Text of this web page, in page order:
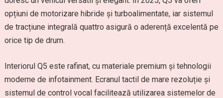
opțiuni de motorizare hibride și turboalimentate, iar sistemul
de tracțiune integrală quattro asigură o aderență excelentă pe
orice tip de drum.
Interiorul Q5 este rafinat, cu materiale premium și tehnologii
moderne de infotainment. Ecranul tactil de mare rezoluție și
sistemul de control vocal facilitează utilizarea sistemelor de